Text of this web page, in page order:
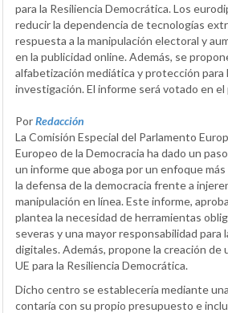
para la Resiliencia Democrática. Los
reducir la dependencia de tecnologías
respuesta a la manipulación electoral y
en la publicidad online. Además, se
alfabetización mediática y protección
investigación. El informe será votado en
PorRedacción
La Comisión Especial del Parlamento
Europeo de la Democracia ha dado un
un informe que aboga por un enfoque
la defensa de la democracia frente a
manipulación en línea. Este informe,
plantea la necesidad de herramientas
severas y una mayor responsabilidad para
digitales. Además, propone la creación de
UE para la Resiliencia Democrática.
Dicho centro se establecería mediante
contaría con su propio presupuesto e